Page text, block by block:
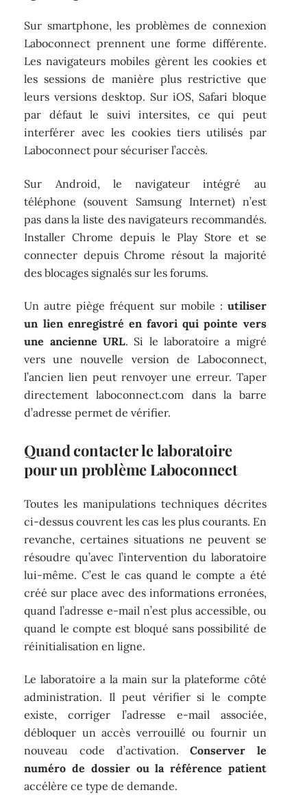
Sur smartphone, les problèmes de connexion
Laboconnect prennent une forme différente.
Les navigateurs mobiles gèrent les cookies et
les sessions de manière plus restrictive que
leurs versions desktop. Sur iOS, Safari bloque
par défaut le suivi intersites, ce qui peut
interférer avec les cookies tiers utilisés par
Laboconnect pour sécuriser l’accès.
Sur Android, le navigateur intégré au
téléphone (souvent Samsung Internet) n’est
pas dans la liste des navigateurs recommandés.
Installer Chrome depuis le Play Store et se
connecter depuis Chrome résout la majorité
des blocages signalés sur les forums.
Un autre piège fréquent sur mobile : utiliser
un lien enregistré en favori qui pointe vers
une ancienne URL. Si le laboratoire a migré
vers une nouvelle version de Laboconnect,
l’ancien lien peut renvoyer une erreur. Taper
directement laboconnect.com dans la barre
d’adresse permet de vérifier.
Quand contacter le laboratoire
pour un problème Laboconnect
Toutes les manipulations techniques décrites
ci-dessus couvrent les cas les plus courants. En
revanche, certaines situations ne peuvent se
résoudre qu’avec l’intervention du laboratoire
lui-même. C’est le cas quand le compte a été
créé sur place avec des informations erronées,
quand l’adresse e-mail n’est plus accessible, ou
quand le compte est bloqué sans possibilité de
réinitialisation en ligne.
Le laboratoire a la main sur la plateforme côté
administration. Il peut vérifier si le compte
existe, corriger l’adresse e-mail associée,
débloquer un accès verrouillé ou fournir un
nouveau code d’activation.Conserver le
numéro de dossier ou la référence patient
accélère ce type de demande.